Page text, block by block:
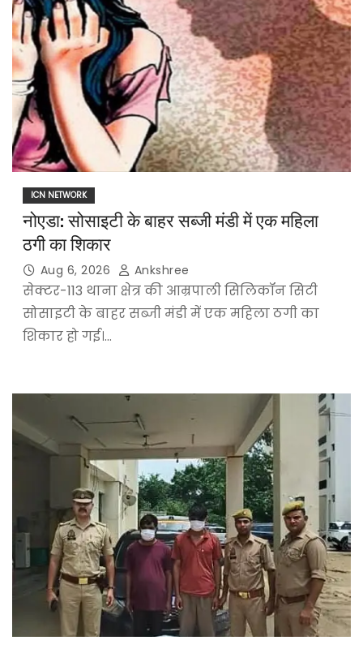
ICN NETWORK
नोएडा: सोसाइटी के बाहर सब्जी मंडी में एक महिला
ठगी का शिकार
Aug 6, 2026 Ankshree
सेक्टर-113 थाना क्षेत्र की आम्रपाली सिलिकॉन सिटी
सोसाइटी के बाहर सब्जी मंडी में एक महिला ठगी का
शिकार हो गई।…